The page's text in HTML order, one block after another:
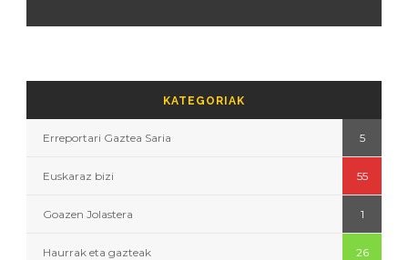
KATEGORIAK
Erreportari Gaztea Saria 5
Euskaraz bizi 55
Goazen Jolastera 1
Haurrak eta gazteak 26